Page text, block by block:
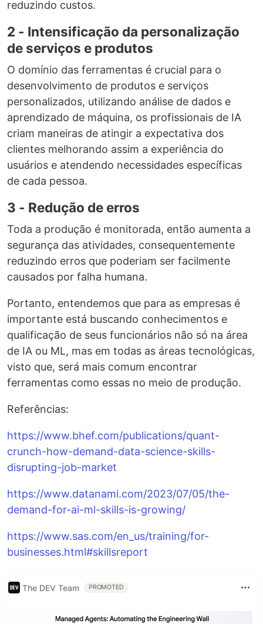
reduzindo custos.
2 - Intensificação da personalização
de serviços e produtos
O domínio das ferramentas é crucial para o
desenvolvimento de produtos e serviços
personalizados, utilizando análise de dados e
aprendizado de máquina, os profissionais de IA
criam maneiras de atingir a expectativa dos
clientes melhorando assim a experiência do
usuários e atendendo necessidades específicas
de cada pessoa.
3 - Redução de erros
Toda a produção é monitorada, então aumenta a
segurança das atividades, consequentemente
reduzindo erros que poderiam ser facilmente
causados por falha humana.
Portanto, entendemos que para as empresas é
importante está buscando conhecimentos e
qualificação de seus funcionários não só na área
de IA ou ML, mas em todas as áreas tecnológicas,
visto que, será mais comum encontrar
ferramentas como essas no meio de produção.
Referências:
https://www.bhef.com/publications/quant-
crunch-how-demand-data-science-skills-
disrupting-job-market
https://www.datanami.com/2023/07/05/the-
demand-for-ai-ml-skills-is-growing/
https://www.sas.com/en_us/training/for-
businesses.html#skillsreport
The DEV Team PROMOTED